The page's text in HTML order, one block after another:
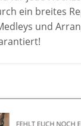
ein breites
und